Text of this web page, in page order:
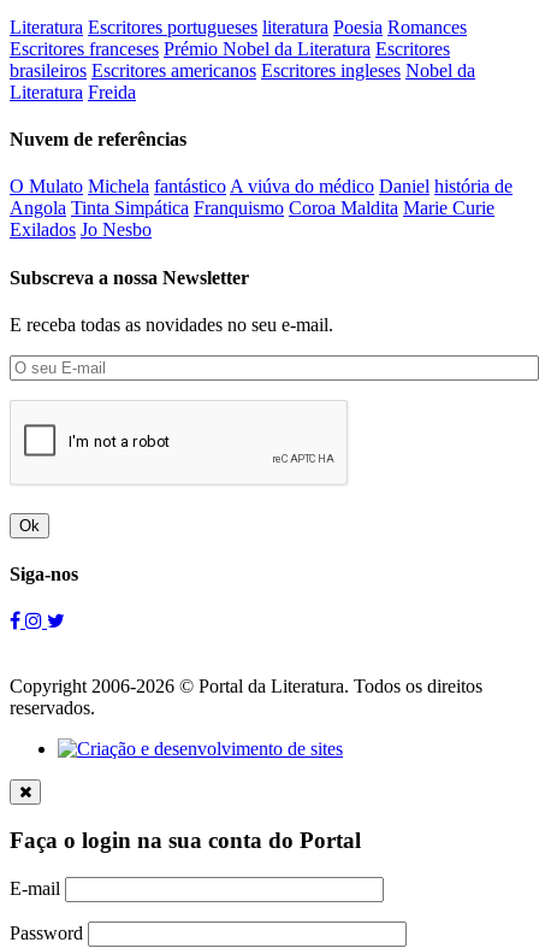
Literatura Escritores portugueses literatura Poesia Romances
Escritores franceses Prémio Nobel da Literatura Escritores
brasileiros Escritores americanos Escritores ingleses Nobel da
Literatura Freida
Nuvem de referências
O Mulato Michela fantásticoA viúva do médico Daniel história de
Angola Tinta Simpática Franquismo Coroa Maldita Marie Curie
Exilados Jo Nesbo
Subscreva a nossa Newsletter
E receba todas as novidades no seu e-mail.
Ok
Siga-nos
Copyright 2006-2026 © Portal da Literatura. Todos os direitos
reservados.
Faça o login na sua conta do Portal
E-mail
Password